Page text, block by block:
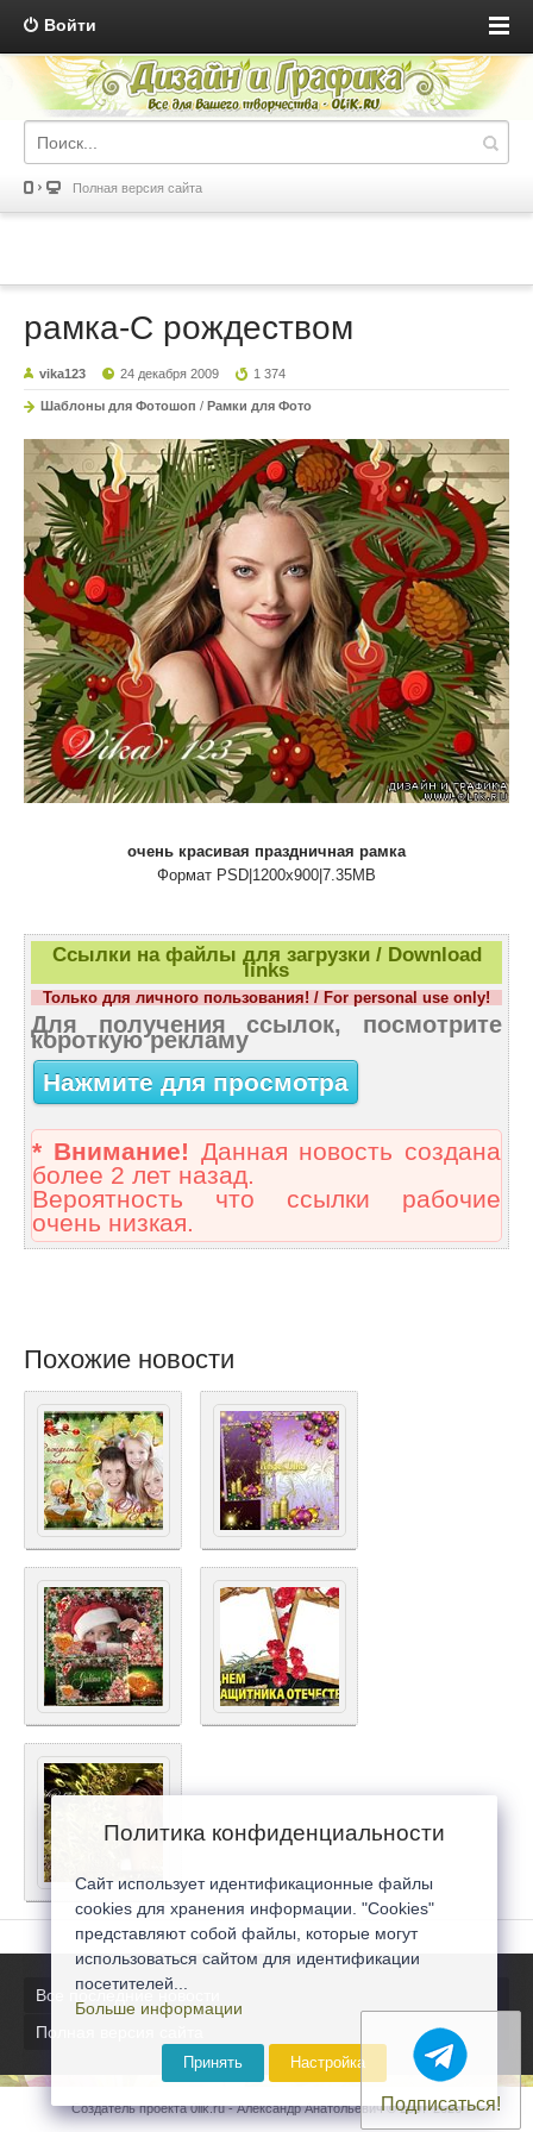
Войти
Полная версия сайта
рамка-С рождеством
vika123 24 декабря 2009 1 374
Шаблоны для Фотошоп / Рамки для Фото
очень красивая праздничная рамка
Формат PSD|1200x900|7.35MB
Ссылки на файлы для загрузки / Download
links
Только для личного пользования! / For personal use only!
Для получения ссылок, посмотрите
короткую рекламу
Нажмите для просмотра
* Внимание! Данная новость создана
более 2 лет назад.
Вероятность что ссылки рабочие
очень низкая.
Похожие новости
Все последние новости
Полная версия сайта
Создатель проекта 0lik.ru - Александр Анатольевич © 2007-2026
Подписаться!
Политика конфиденциальности
Сайт использует идентификационные файлы
cookies для хранения информации. "Cookies"
представляют собой файлы, которые могут
использоваться сайтом для идентификации
посетителей...
Больше информации
Принять Настройка